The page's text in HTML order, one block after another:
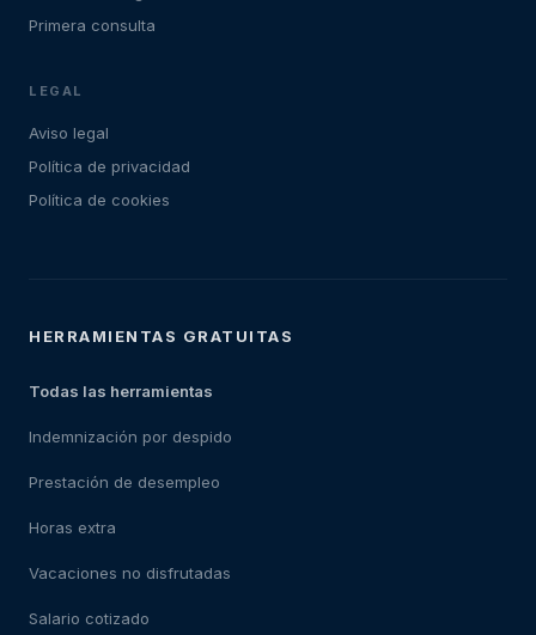
Primera consulta
LEGAL
Aviso legal
Política de privacidad
Política de cookies
HERRAMIENTAS GRATUITAS
Todas las herramientas
Indemnización por despido
Prestación de desempleo
Horas extra
Vacaciones no disfrutadas
Salario cotizado